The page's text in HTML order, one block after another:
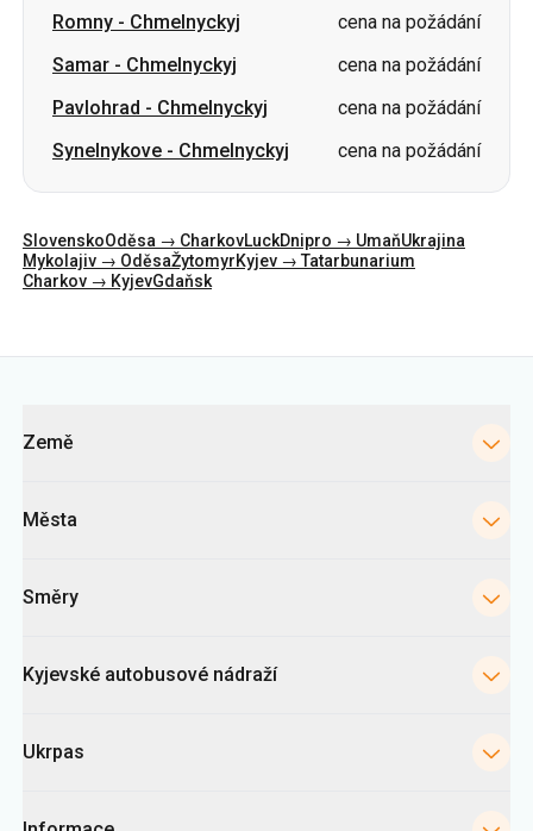
Synelnykove-Chmelnyckyj cena na požádání
SlovenskoOděsa → CharkovLuck Dnipro → Umaň Ukrajina
Charkov → KyjevGdaňsk
Kategorie